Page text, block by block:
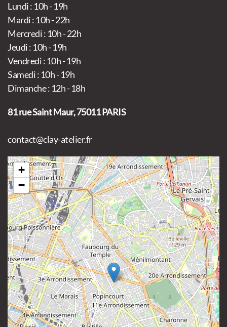
Lundi : 10h - 19h
Mardi : 10h - 22h
Mercredi : 10h - 22h
Jeudi : 10h - 19h
Vendredi : 10h - 19h
Samedi : 10h - 19h
Dimanche : 12h - 18h
81 rue Saint Maur, 75011 PARIS
contact@clay-atelier.fr
+
−